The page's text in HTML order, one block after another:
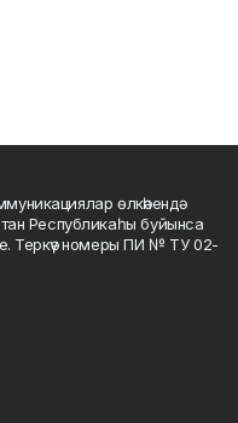
өлкәһендә
Республикаһы буйынса
Теркәү номеры ПИ № ТУ 02-